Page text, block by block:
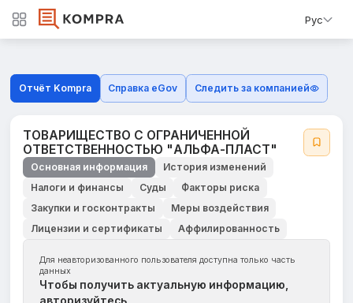
Рус
Отчёт Kompra Справка eGov Следить за компанией
ТОВАРИЩЕСТВО С ОГРАНИЧЕННОЙ
ОТВЕТСТВЕННОСТЬЮ "АЛЬФА-ПЛАСТ"
Основная информация
История изменений
Налоги и финансы
Суды
Факторы риска
Закупки и госконтракты
Меры воздействия
Лицензии и сертификаты
Аффилированность
Для неавторизованного пользователя доступна только часть
данных
Чтобы получить актуальную информацию,